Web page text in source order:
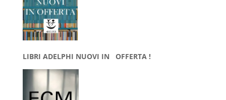
LIBRI ADELPHI NUOVI IN OFFERTA !